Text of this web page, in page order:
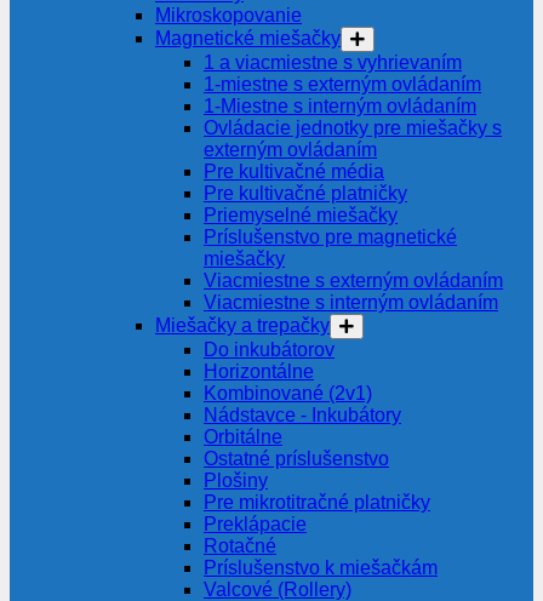
Mikroskopovanie
Magnetické miešačky
1 a viacmiestne s vyhrievaním
1-miestne s externým ovládaním
1-Miestne s interným ovládaním
Ovládacie jednotky pre miešačky s
externým ovládaním
Pre kultivačné média
Pre kultivačné platničky
Priemyselné miešačky
Príslušenstvo pre magnetické
miešačky
Viacmiestne s externým ovládaním
Viacmiestne s interným ovládaním
Miešačky a trepačky
Do inkubátorov
Horizontálne
Kombinované (2v1)
Nádstavce - Inkubátory
Orbitálne
Ostatné príslušenstvo
Plošiny
Pre mikrotitračné platničky
Preklápacie
Rotačné
Príslušenstvo k miešačkám
Valcové (Rollery)